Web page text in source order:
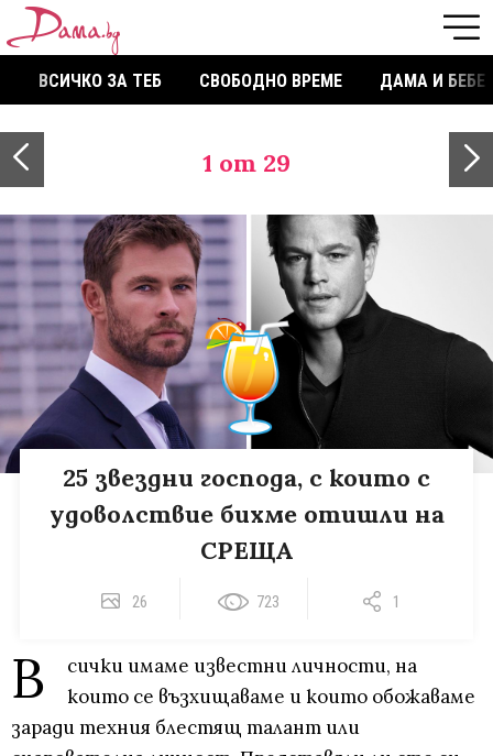
ВСИЧКО ЗА ТЕБ СВОБОДНО ВРЕМЕ ДАМА И БЕБЕ
1 от 29
25 звездни господа, с които с
удоволствие бихме отишли на
СРЕЩА
26 723 1
В
сички имаме известни личности, на
които се възхищаваме и които обожаваме
заради техния блестящ талант или